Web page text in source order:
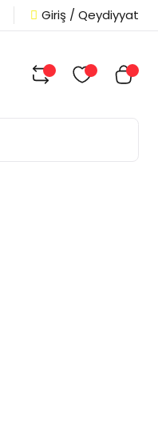
Giriş / Qeydiyyat